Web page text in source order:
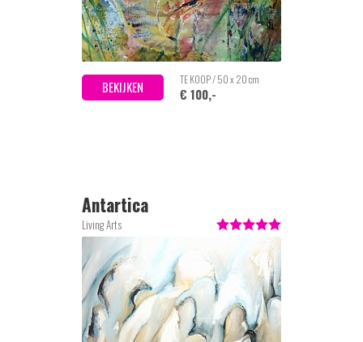
BEKIJKEN TE KOOP / 50 x 20 cm
€ 100,-
Antartica
Living Arts